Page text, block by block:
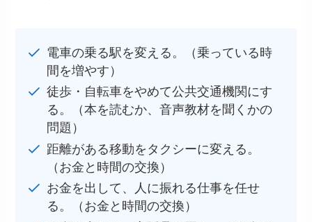
電車の乗る駅を変える。（乗っている時
間を増やす）
徒歩・自転車をやめて公共交通機関にす
る。（本を読むか、音声教材を聞くかの
問題）
距離がある移動をタクシーに変える。
（お金と時間の交換）
お金を出して、人に振れる仕事を任せ
る。（お金と時間の交換）